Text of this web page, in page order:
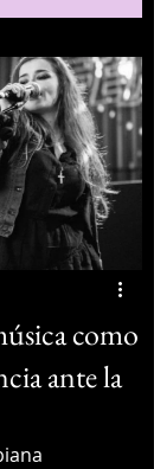
como
ante la